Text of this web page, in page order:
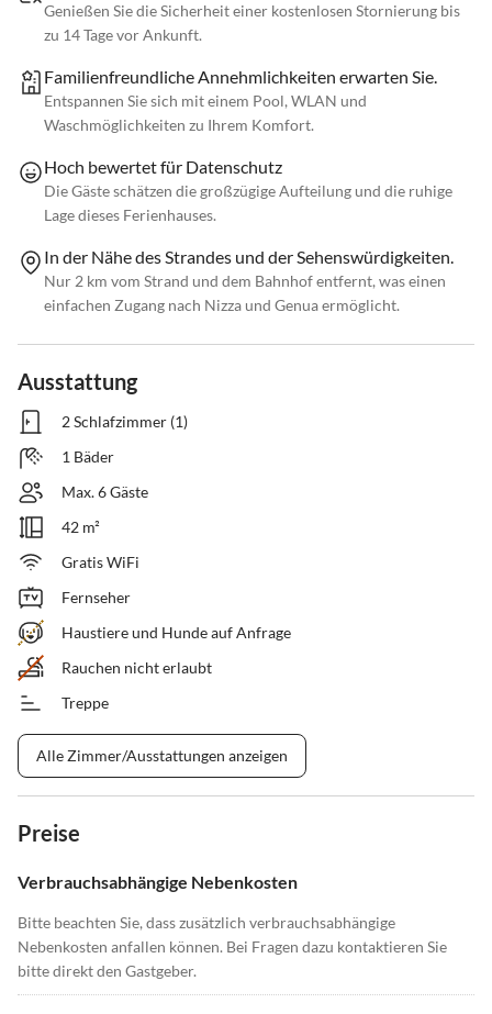
Genießen Sie die Sicherheit einer kostenlosen Stornierung bis
zu 14 Tage vor Ankunft.
Familienfreundliche Annehmlichkeiten erwarten Sie.
Entspannen Sie sich mit einem Pool, WLAN und
Waschmöglichkeiten zu Ihrem Komfort.
Hoch bewertet für Datenschutz
Die Gäste schätzen die großzügige Aufteilung und die ruhige
Lage dieses Ferienhauses.
In der Nähe des Strandes und der Sehenswürdigkeiten.
Nur 2 km vom Strand und dem Bahnhof entfernt, was einen
einfachen Zugang nach Nizza und Genua ermöglicht.
Ausstattung
2 Schlafzimmer (1)
1 Bäder
Max. 6 Gäste
42 m²
Gratis WiFi
Fernseher
Haustiere und Hunde auf Anfrage
Rauchen nicht erlaubt
Treppe
Alle Zimmer/Ausstattungen anzeigen
Preise
Verbrauchsabhängige Nebenkosten
Bitte beachten Sie, dass zusätzlich verbrauchsabhängige
Nebenkosten anfallen können. Bei Fragen dazu kontaktieren Sie
bitte direkt den Gastgeber.